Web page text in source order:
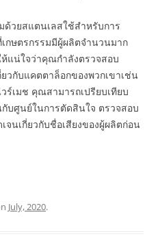
ด้วยสแตนเลสใช้สำหรับการ
กษตรกรรมมีผู้ผลิตจำนวนมาก
แน่ใจว่าคุณกำลังตรวจสอบ
วกับแคตตาล็อกของพวกเขาเช่น
ร์เมช คุณสามารถเปรียบเทียบ
บศูนย์ในการตัดสินใจ ตรวจสอบ
นเกี่ยวกับชื่อเสียงของผู้ผลิตก่อน
July, 2020.